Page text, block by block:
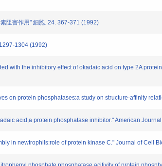
阻害作用" 細胞. 24. 367-371 (1992)
1304 (1992)
with the inhibitory effect of okadaic acid on type 2A
on protein phosphatases:a study on structure-affinity
acid,a protein phosphatase inhibitor." American
in newtrophils:role of protein kinase C." Journal of Cell